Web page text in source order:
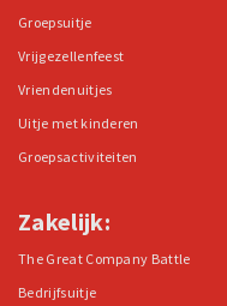
Groepsuitje
Vrijgezellenfeest
Vriendenuitjes
Uitje met kinderen
Groepsactiviteiten
Zakelijk:
The Great Company Battle
Bedrijfsuitje